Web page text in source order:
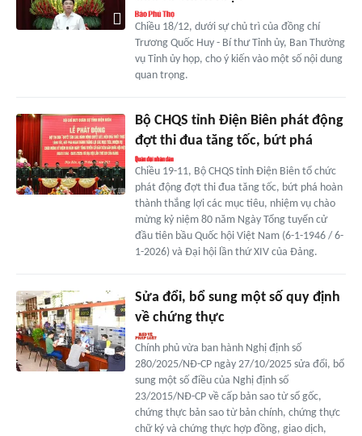
Chiều 18/12, dưới sự chủ trì của đồng chí
Trương Quốc Huy - Bí thư Tỉnh ủy, Ban Thường
vụ Tỉnh ủy họp, cho ý kiến vào một số nội dung
quan trọng.
Bộ CHQS tỉnh Điện Biên phát động
đợt thi đua tăng tốc, bứt phá
Chiều 19-11, Bộ CHQS tỉnh Điện Biên tổ chức
phát động đợt thi đua tăng tốc, bứt phá hoàn
thành thắng lợi các mục tiêu, nhiệm vụ chào
mừng kỷ niệm 80 năm Ngày Tổng tuyển cử
đầu tiên bầu Quốc hội Việt Nam (6-1-1946 / 6-
1-2026) và Đại hội lần thứ XIV của Đảng.
Sửa đổi, bổ sung một số quy định
về chứng thực
Chính phủ vừa ban hành Nghị định số
280/2025/NĐ-CP ngày 27/10/2025 sửa đổi, bổ
sung một số điều của Nghị định số
23/2015/NĐ-CP về cấp bản sao từ sổ gốc,
chứng thực bản sao từ bản chính, chứng thực
chữ ký và chứng thực hợp đồng, giao dịch,